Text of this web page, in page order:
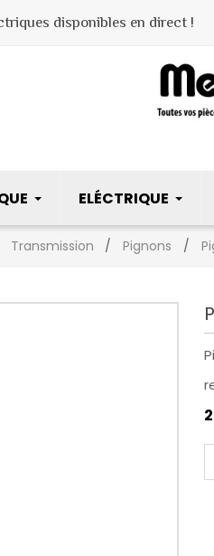
disponibles en direct !
ELÉCTRIQUE
Transmission Pignons